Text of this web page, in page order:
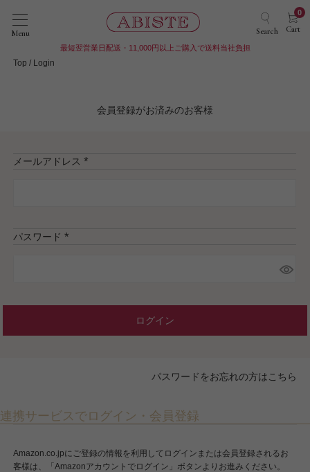
Menu Search Cart
0
最短翌営業日配送・11,000円以上ご購入で送料当社負担
Top Login
会員登録がお済みのお客様
メールアドレス
パスワード
ログイン
パスワードをお忘れの方はこちら
連携サービスでログイン・会員登録
Amazon.co.jpにご登録の情報を利用してログインまたは会員登録されるお
客様は、「Amazonアカウントでログイン」ボタンよりお進みください。